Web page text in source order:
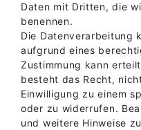
Daten mit Dritten, die
benennen.
Die Datenverarbeitung
aufgrund eines
Zustimmung kann
besteht das Recht,
Einwilligung zu einem
oder zu widerrufen.
und weitere Hinweise